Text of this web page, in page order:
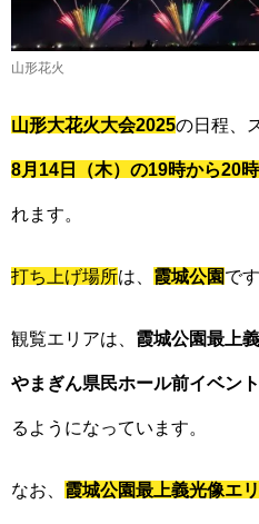
山形花火
山形大花火大会2025の日程、
8月14日（木）の19時から20
れます。
打ち上げ場所は、 霞城公園です
観覧エリアは、 霞城公園最上
やまぎん県民ホール前イベン
るようになっています。
なお、 霞城公園最上義光像エ